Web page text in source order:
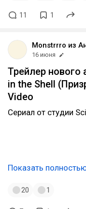
11 1
Monstrrro из
16 июня
Трейлер нового
in the Shell
Video
Сериал от студии
Показать
20 1